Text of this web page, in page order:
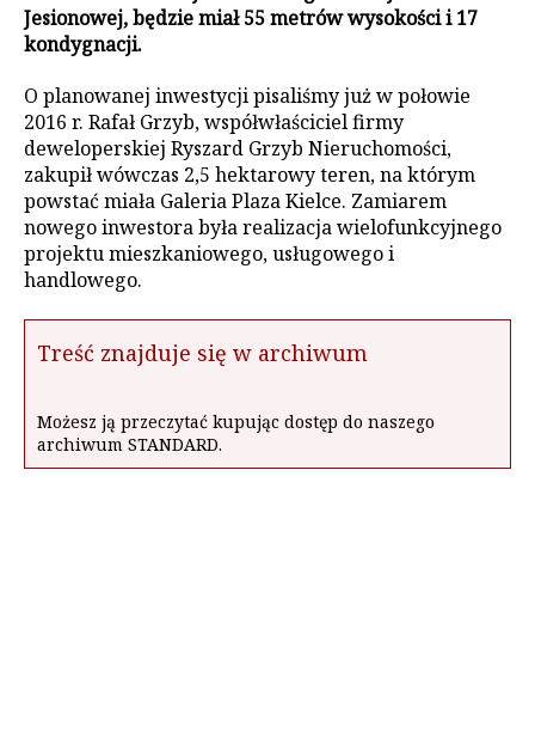
Jesionowej, będzie miał 55 metrów wysokości i 17
kondygnacji.
O planowanej inwestycji pisaliśmy już w połowie
2016 r. Rafał Grzyb, współwłaściciel firmy
deweloperskiej Ryszard Grzyb Nieruchomości,
zakupił wówczas 2,5 hektarowy teren, na którym
powstać miała Galeria Plaza Kielce. Zamiarem
nowego inwestora była realizacja wielofunkcyjnego
projektu mieszkaniowego, usługowego i
handlowego.
Treść znajduje się w archiwum
Możesz ją przeczytać kupując dostęp do naszego
archiwum STANDARD.